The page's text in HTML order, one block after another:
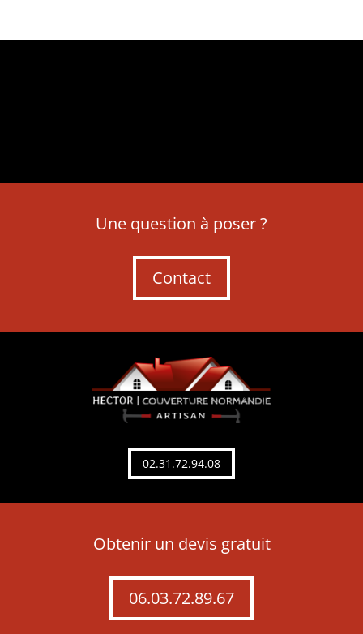
Une question à poser ?
Contact
02.31.72.94.08
Obtenir un devis gratuit
06.03.72.89.67